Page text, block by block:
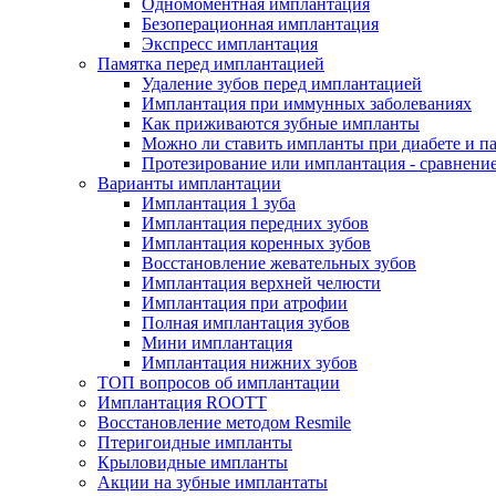
Одномоментная имплантация
Безоперационная имплантация
Экспресс имплантация
Памятка перед имплантацией
Удаление зубов перед имплантацией
Имплантация при иммунных заболеваниях
Как приживаются зубные импланты
Можно ли ставить импланты при диабете и
Протезирование или имплантация -
Варианты имплантации
Имплантация 1 зуба
Имплантация передних зубов
Имплантация коренных зубов
Восстановление жевательных зубов
Имплантация верхней челюсти
Имплантация при атрофии
Полная имплантация зубов
Мини имплантация
Имплантация нижних зубов
ТОП вопросов об имплантации
Имплантация ROOTT
Восстановление методом Resmile
Птеригоидные импланты
Крыловидные импланты
Акции на зубные имплантаты